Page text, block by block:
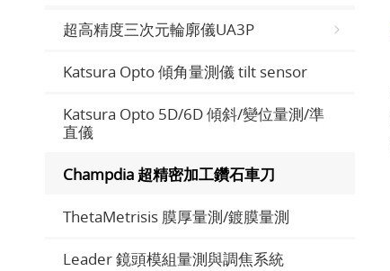
超高精度三次元輪廓儀UA3P
Katsura Opto 傾角量測儀 tilt sensor
Katsura Opto 5D/6D 傾斜/變位量測/準
直儀
Champdia 超精密加工鑽石車刀
ThetaMetrisis 膜厚量測/鍍膜量測
Leader 鏡頭模組量測與調焦系統